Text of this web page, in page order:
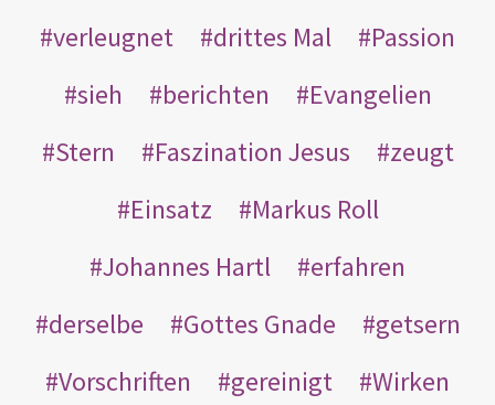
verleugnet
drittes Mal
Passion
sieh
berichten
Evangelien
Stern
Faszination Jesus
zeugt
Einsatz
Markus Roll
Johannes Hartl
erfahren
derselbe
Gottes Gnade
getsern
Vorschriften
gereinigt
Wirken